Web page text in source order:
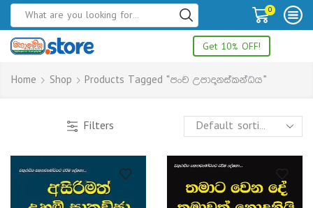
0
Get 10% OFF!
Home Shop Products Tagged “පංච උපාදානස්කන්ධය”
Filters